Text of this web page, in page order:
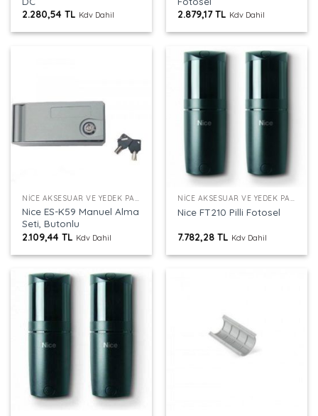
2.280,54TL Kdv Dahil
2.879,17TL Kdv Dahil
NICE AKSESUAR VE YEDEK PARÇALAR
Nice ES-K59 Manuel Alma
Seti, Butonlu
2.109,44TL Kdv Dahil
NICE AKSESUAR VE YEDEK PARÇALAR
Nice FT210 Pilli Fotosel
7.782,28TL Kdv Dahil